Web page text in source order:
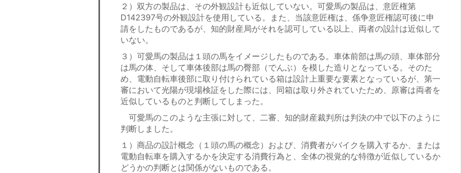
２）双方の製品は、その外観設計も近似していない。可愛馬の製品は、意匠権第
D142397号の外観設計を使用している。また、当該意匠権は、係争意匠権認可後に申
請をしたものであるが、知的財産局がそれを認可している以上、両者の設計は近似して
いない。
３）可愛馬の製品は１頭の馬をイメージしたものである。車体前部は馬の頭、車体部分
は馬の体、そして車体後部は馬の臀部（でんぶ）を模した造りとなっている。そのた
め、電動自転車後部に取り付けられている箱は設計上重要な要素となっているが、第一
審において光陽が現場検証をした際には、同箱は取り外されていたため、原審は両者を
近似しているものと判断してしまった。
可愛馬のこのような主張に対して、二審、知的財産裁判所は判決の中で以下のように
判断しました。
１）商品の設計概念（１頭の馬の概念）および、消費者がバイクを購入するか、または
電動自転車を購入するかを決定する消費行為と、全体の視覚的な特徴が近似しているか
どうかの判断とは関係がないものである。